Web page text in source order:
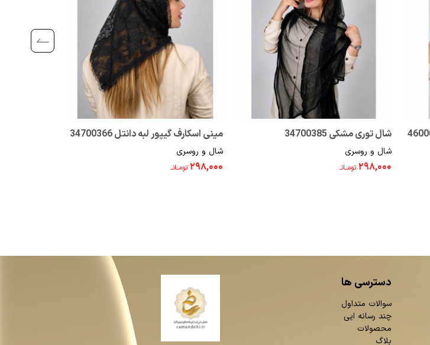
شال توری مشکی 34700385
شال و روسری
۲۹۸,۰۰۰ تومــانـ
مینی اسکارف گیپور لبه دانتل 34700366
شال و روسری
۲۹۸,۰۰۰ تومــانـ
دسترسی ها
سوالات متداول
چند رسانه ایی
محصولات
بلاگ